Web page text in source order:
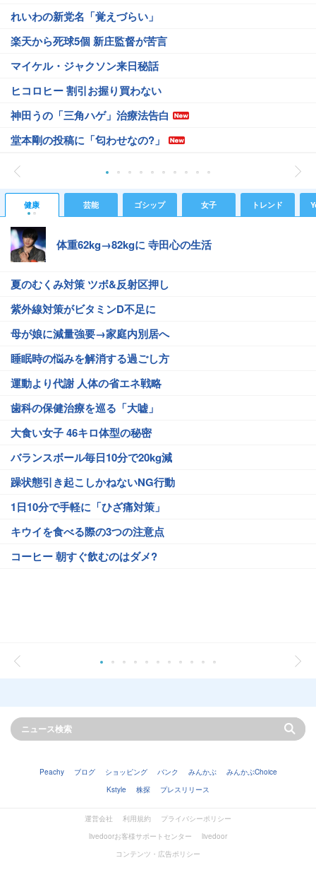
れいわの新党名「覚えづらい」
楽天から死球5個 新庄監督が苦言
マイケル・ジャクソン来日秘話
ヒコロヒー 割引お握り買わない
神田うの「三角ハゲ」治療法告白
堂本剛の投稿に「匂わせなの?」
健康 芸能 ゴシップ 女子 トレンド
体重62kg→82kgに 寺田心の生活
夏のむくみ対策 ツボ&反射区押し
紫外線対策がビタミンD不足に
母が娘に減量強要→家庭内別居へ
睡眠時の悩みを解消する過ごし方
運動より代謝 人体の省エネ戦略
歯科の保健治療を巡る「大嘘」
大食い女子 46キロ体型の秘密
バランスボール毎日10分で20kg減
躁状態引き起こしかねないNG行動
1日10分で手軽に「ひざ痛対策」
キウイを食べる際の3つの注意点
コーヒー 朝すぐ飲むのはダメ?
Peachy ブログ ショッピング バンク みんかぶ
みんかぶChoice
Kstyle
株探 プレスリリース
運営会社 利用規約
プライバシーポリシー
livedoorお客様サポートセンター
livedoor
コンテンツ・広告ポリシー